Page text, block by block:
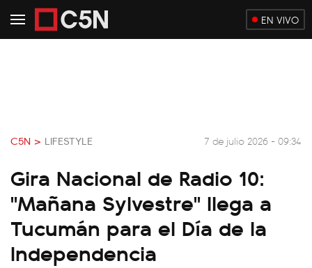
EN VIVO
C5N > LIFESTYLE 7 de julio 2026 - 09:34
Gira Nacional de Radio 10:
"Mañana Sylvestre" llega a
Tucumán para el Día de la
Independencia